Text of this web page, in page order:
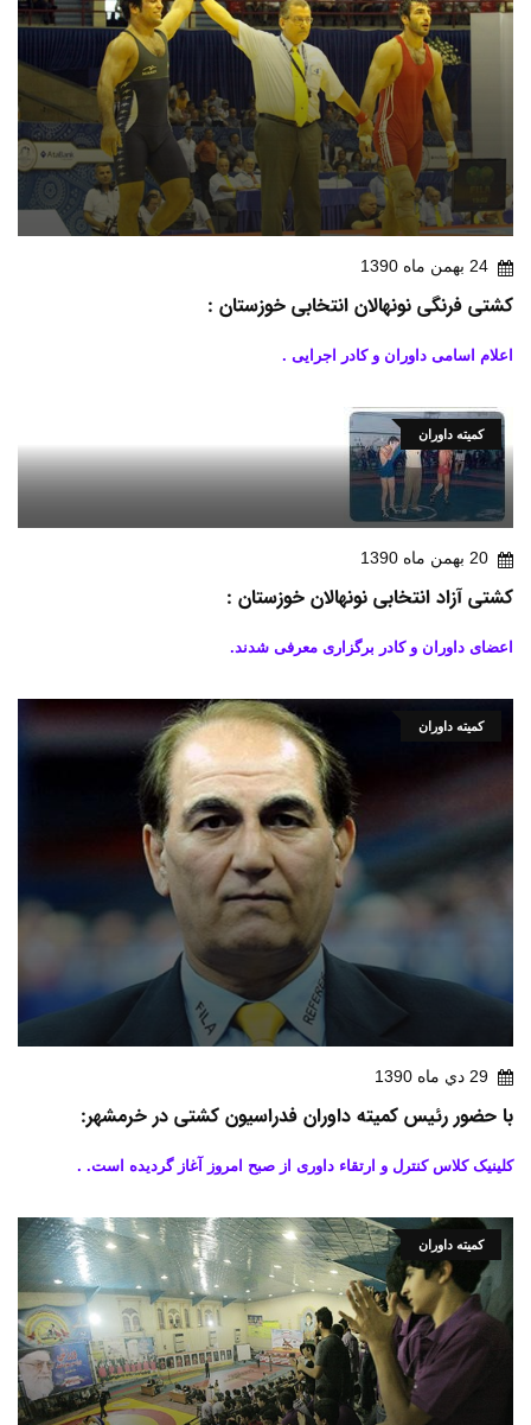
24 بهمن ماه 1390
کشتی فرنگی نونهالان انتخابی خوزستان :
اعلام اسامی داوران و کادر اجرایی .
کمیته داوران
20 بهمن ماه 1390
کشتی آزاد انتخابی نونهالان خوزستان :
اعضای داوران و کادر برگزاری معرفی شدند.
کمیته داوران
29 دي ماه 1390
با حضور رئیس کمیته داوران فدراسیون کشتی در خرمشهر:
کلینیک کلاس کنترل و ارتقاء داوری از صبح امروز آغاز گردیده است. .
کمیته داوران